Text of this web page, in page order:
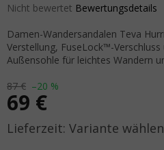
Die durchschnittliche
Nicht bewertet Bewertungsdetails
87 € –20 %
69 €
Verkaufspreis: Variante wählen
Damen-Wandersandalen Teva
Verstellung, FuseLock™-
Außensohle für leichtes Wandern